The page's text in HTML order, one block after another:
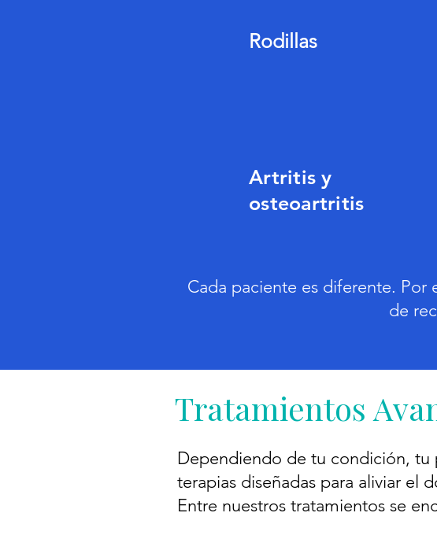
Rodillas
Artritis y
osteoartritis
Cada paciente es diferente. Por
de
Tratamientos
Dependiendo de tu condición,
terapias diseñadas para aliviar el
Entre nuestros tratamientos se